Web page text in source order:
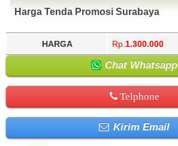
Harga Tenda Promosi Surabaya
HARGA Rp. 1.300.000
Chat Whatsapp
Telphone
Kirim Email